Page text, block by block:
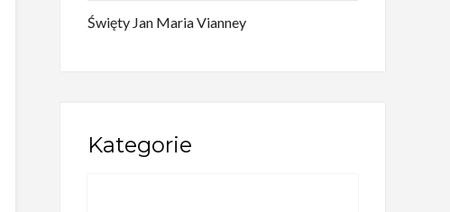
Święty Jan Maria Vianney
Kategorie